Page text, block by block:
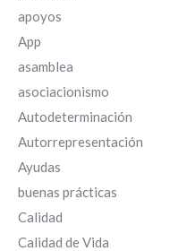
apoyos
App
asamblea
asociacionismo
Autodeterminación
Autorrepresentación
Ayudas
buenas prácticas
Calidad
Calidad de Vida